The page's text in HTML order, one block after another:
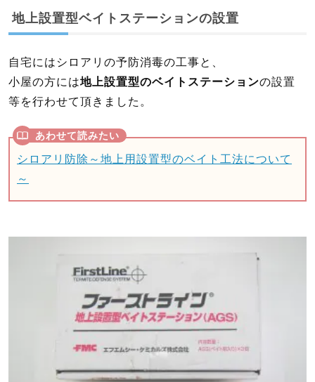
地上設置型ベイトステーションの設置
自宅にはシロアリの予防消毒の工事と、
小屋の方には地上設置型のベイトステーションの設置
等を行わせて頂きました。
シロアリ防除～地上用設置型のベイト工法について
～